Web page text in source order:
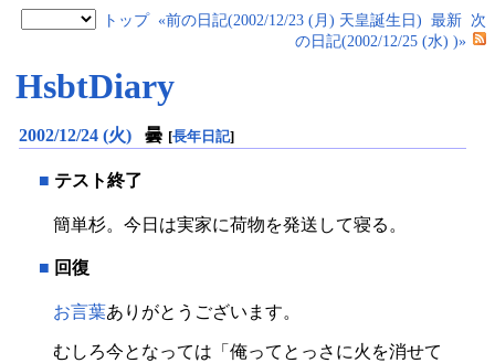
トップ «前の日記(2002/12/23 (月) 天皇誕生日) 最新 次
の日記(2002/12/25 (水) )»
HsbtDiary
2002/12/24 (火) 曇 [長年日記]
■ テスト終了
簡単杉。今日は実家に荷物を発送して寝る。
■ 回復
お言葉ありがとうございます。
むしろ今となっては「俺ってとっさに火を消せて